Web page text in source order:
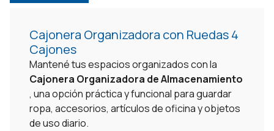
Cajonera Organizadora con Ruedas 4
Cajones
Mantené tus espacios organizados con la
Cajonera Organizadora de Almacenamiento
, una opción práctica y funcional para guardar
ropa, accesorios, artículos de oficina y objetos
de uso diario.